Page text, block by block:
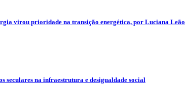
virou prioridade na transição energética, por Luciana Leão
seculares na infraestrutura e desigualdade social